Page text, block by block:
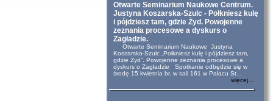
Otwarte Seminarium Naukowe Centrum.
Justyna Koszarska-Szulc - Połkniesz kulę
i pójdziesz tam, gdzie Żyd. Powojenne
zeznania procesowe a dyskurs o
Zagładzie.
Otwarte Seminarium Naukowe Justyna
Koszarska-Szulc „Połkniesz kulę i pójdziesz tam,
gdzie Żyd”. Powojenne zeznania procesowe a
dyskurs o Zagładzie Spotkanie odbędzie się w
środę 15 kwietnia br. w sali 161 w Pałacu St...
więcej...